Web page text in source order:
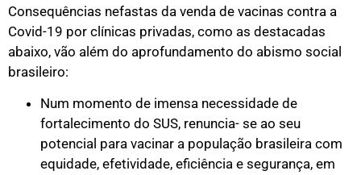
Consequências nefastas da venda de vacinas contra a
Covid-19 por clínicas privadas, como as destacadas
abaixo, vão além do aprofundamento do abismo social
brasileiro:
Num momento de imensa necessidade de
fortalecimento do SUS, renuncia- se ao seu
potencial para vacinar a população brasileira com
equidade, efetividade, eficiência e segurança, em